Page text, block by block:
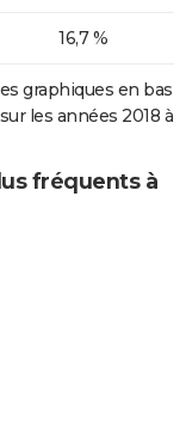
16,7 %
graphiques en bas
les années 2018 à
fréquents à